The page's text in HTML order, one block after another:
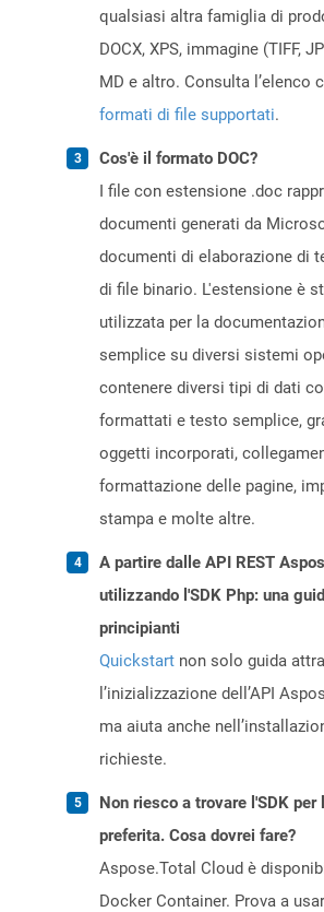
qualsiasi altra famiglia di
DOCX, XPS, immagine (TIFF,
MD e altro. Consulta l’elenco
formati di file supportati.
Cos'è il formato DOC?
I file con estensione .doc
documenti generati da
documenti di elaborazione di
di file binario. L'estensione è
utilizzata per la
semplice su diversi sistemi
contenere diversi tipi di dati
formattati e testo semplice,
oggetti incorporati,
formattazione delle pagine,
stampa e molte altre.
A partire dalle API REST
utilizzando l'SDK Php: una
principianti
Quickstart non solo guida
l’inizializzazione dell’API
ma aiuta anche
richieste.
Non riesco a trovare l'SDK
preferita. Cosa dovrei fare?
Aspose.Total Cloud è
Docker Container. Prova a